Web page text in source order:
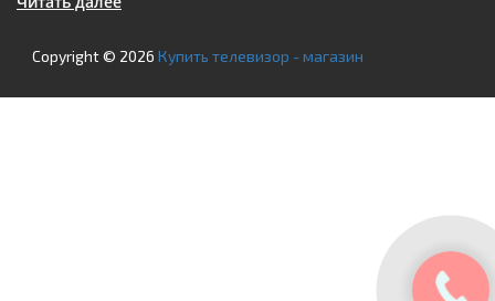
Copyright © 2026 Купить телевизор - магазин